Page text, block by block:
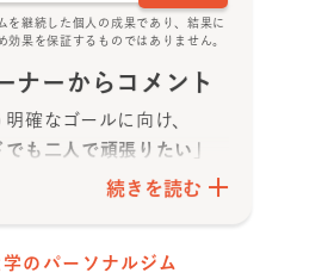
を継続した個人の成果であり、結果に
効果を保証するものではありません。
ナーからコメント
確なゴールに向け、
でも二人で頑張りたい」
されました。
、素晴らしい変化を達成
続きを読む
のパーソナルジム